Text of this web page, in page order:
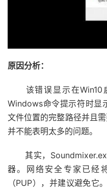
原因分析：
该错误显示在Win10
Windows命令提示符时显
文件位置的完整路径并且
并不能表明太多的问题。
其实，
器。网络安全专家已经
（PUP），并建议避免它